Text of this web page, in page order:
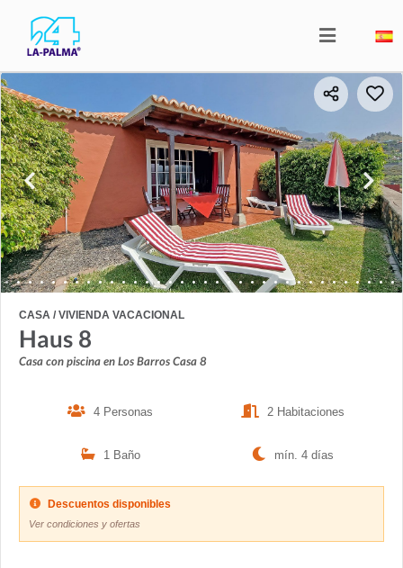
CASA / VIVIENDA VACACIONAL
Haus 8
Casa con piscina en Los Barros Casa 8
4 Personas 2 Habitaciones
1 Baño mín. 4 días
Descuentos disponibles
Ver condiciones y ofertas